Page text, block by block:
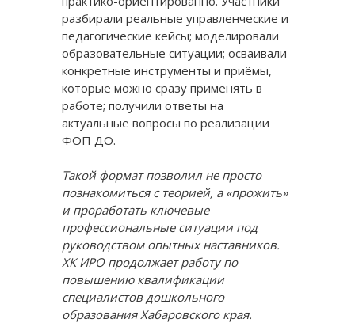
разбирали реальные управленческие и
педагогические кейсы; моделировали
образовательные ситуации; осваивали
конкретные инструменты и приёмы,
которые можно сразу применять в
работе; получили ответы на
актуальные вопросы по реализации
ФОП ДО.
Такой формат позволил не просто
познакомиться с теорией, а «прожить»
и проработать ключевые
профессиональные ситуации под
руководством опытных наставников.
ХК ИРО продолжает работу по
повышению квалификации
специалистов дошкольного
образования Хабаровского края.